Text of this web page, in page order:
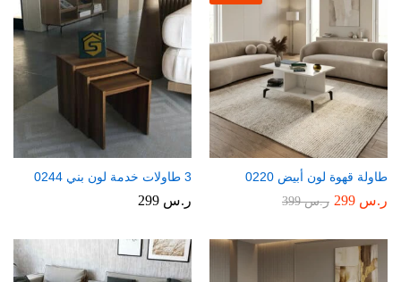
طاولة قهوة لون أبيض 0220
ر.س ر.س399
3 طاولات خدمة لون بني 0244
ر.س